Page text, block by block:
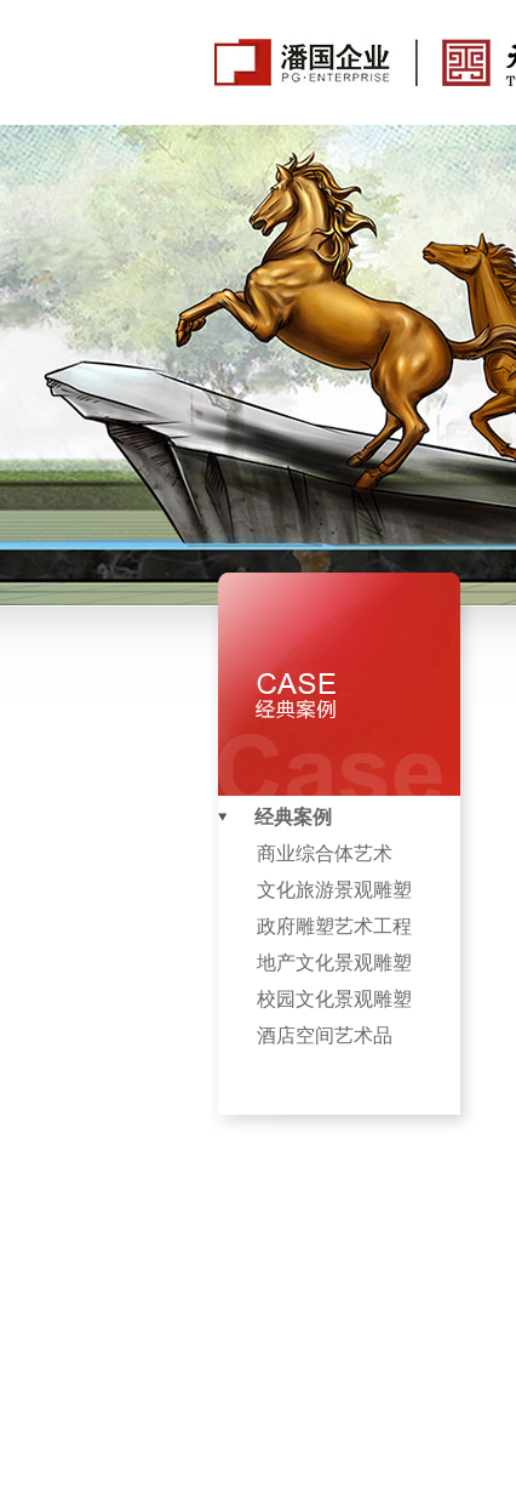
经典案例
商业综合体艺术
文化旅游景观雕塑
政府雕塑艺术工程
地产文化景观雕塑
校园文化景观雕塑
酒店空间艺术品